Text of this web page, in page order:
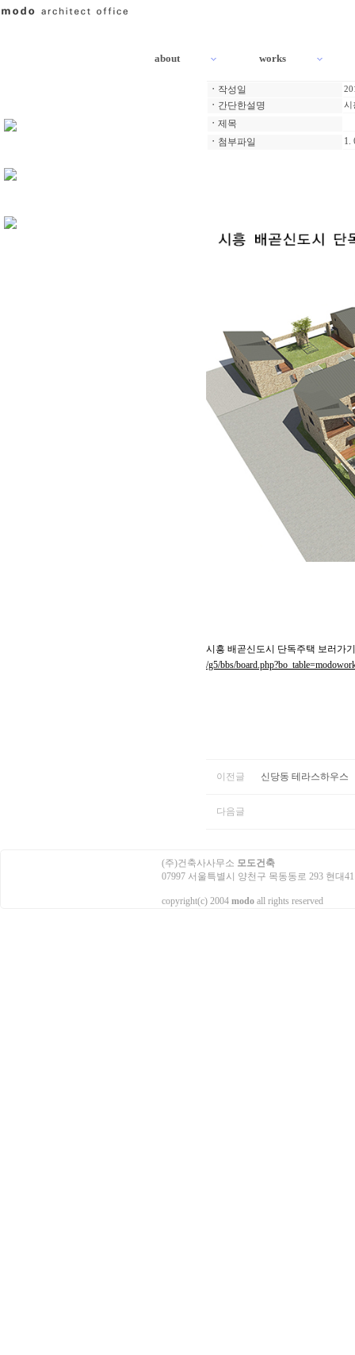
about works
ㆍ 작성일
ㆍ 간단한설명 시
ㆍ 제목
ㆍ 첨부파일 1.
시흥 배곧신도시 단독주택 보러가기
/g5/bbs/
이전글 신당동 테라스하우스
다음글
(주)건축사사무소 모도건축
07997 서울특별시 양천구 목동동로 293 현대41
copyright(c) 2004 modo all rights reserved